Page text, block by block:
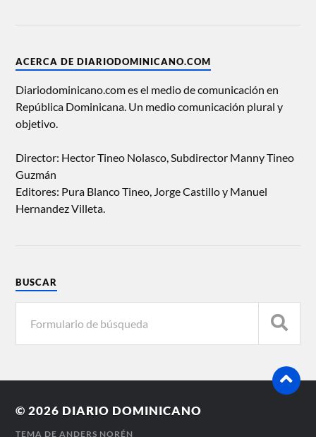
ACERCA DE DIARIODOMINICANO.COM
Diariodominicano.com es el medio de comunicación en
República Dominicana. Un medio comunicación plural y
objetivo.
Director: Hector Tineo Nolasco, Subdirector Manny Tineo
Guzmán
Editores: Pura Blanco Tineo, Jorge Castillo y Manuel
Hernandez Villeta.
BUSCAR
© 2026 DIARIO DOMINICANO
TEMA DEANDERS NORÉN